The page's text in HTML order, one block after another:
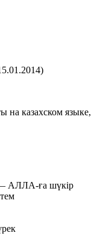
на казахском языке,
АЛЛА-ға шүкір